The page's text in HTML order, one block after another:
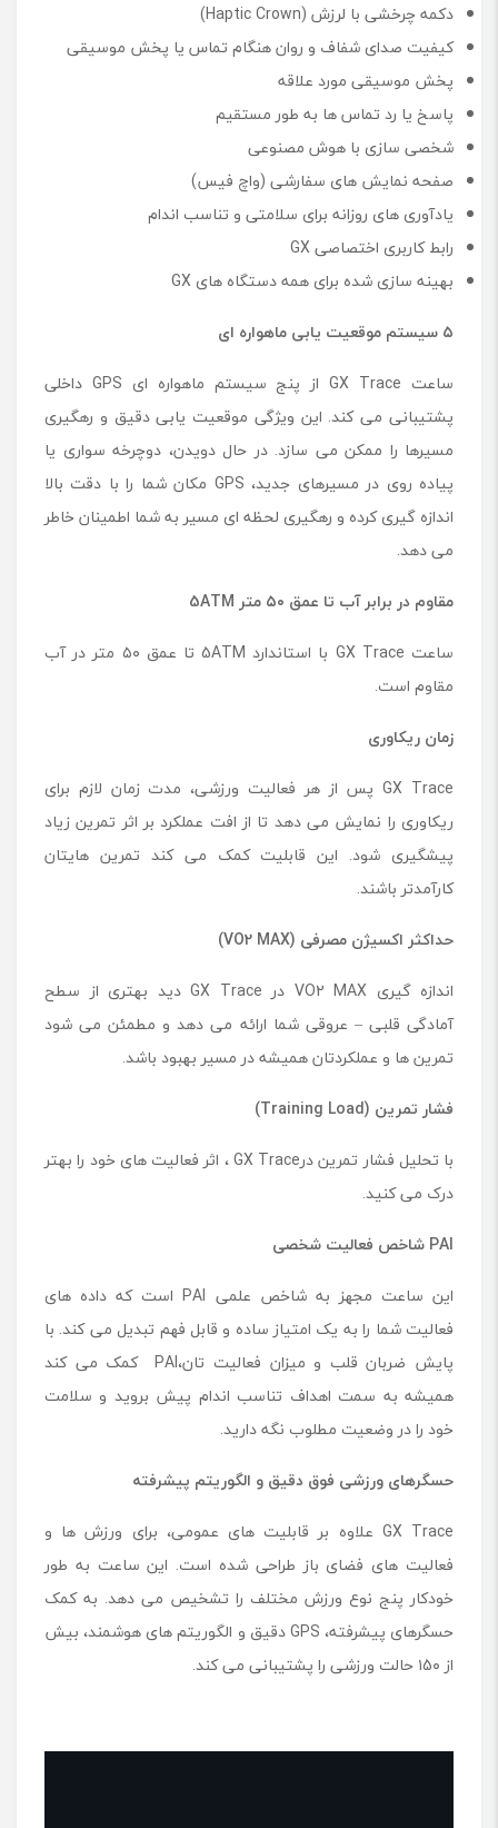
دکمه‌ چرخشی با لرزش (Haptic Crown)
کیفیت صدای شفاف و روان هنگام تماس یا پخش موسیقی
پخش موسیقی مورد علاقه
پاسخ یا رد تماس ‌ها به ‌طور مستقیم
شخصی ‌سازی با هوش مصنوعی
صفحه‌ نمایش ‌های سفارشی (واچ‌ فیس)
یادآوری های روزانه‌ برای سلامتی و تناسب اندام
رابط کاربری اختصاصی GX
بهینه ‌سازی ‌شده برای همه‌ دستگاه‌ های GX
۵ سیستم موقعیت ‌یابی ماهواره ‌ای
ساعت GX Trace از پنج سیستم ماهواره ‌ای GPS داخلی
پشتیبانی می‌ کند. این ویژگی موقعیت ‌یابی دقیق و رهگیری
مسیرها را ممکن می سازد. در حال دویدن، دوچرخه سواری یا
پیاده روی در مسیرهای جدید، GPS مکان شما را با دقت بالا
اندازه ‌گیری کرده و رهگیری لحظه ای مسیر به شما اطمینان خاطر
می ‌دهد.
مقاوم در برابر آب تا عمق ۵۰ متر
5ATM
ساعت GX Trace با استاندارد 5ATM تا عمق ۵۰ متر در آب
مقاوم است.
زمان ریکاوری
GX Trace پس از هر فعالیت ورزشی، مدت زمان لازم برای
ریکاوری را نمایش می ‌دهد تا از افت عملکرد بر اثر تمرین زیاد
پیشگیری شود. این قابلیت کمک می‌ کند تمرین ‌هایتان
کارآمدتر باشند.
حداکثر اکسیژن مصرفی (VO2 MAX)
اندازه ‌گیری VO2 MAX در GX Trace دید بهتری از سطح
آمادگی قلبی ‌– عروقی شما ارائه می ‌دهد و مطمئن می ‌شود
تمرین‌ ها و عملکردتان همیشه در مسیر بهبود باشد.
فشار تمرین (Training Load)
با تحلیل فشار تمرین درGX Trace ، اثر فعالیت های خود را بهتر
درک می کنید.
PAI شاخص فعالیت شخصی
این ساعت مجهز به شاخص علمی PAI است که داده ‌های
فعالیت شما را به یک امتیاز ساده و قابل فهم تبدیل می ‌کند. با
پایش ضربان قلب و میزان فعالیت تان،PAI کمک می ‌کند
همیشه به سمت اهداف تناسب اندام پیش بروید و سلامت
خود را در وضعیت مطلوب نگه دارید.
حسگرهای ورزشی فوق ‌دقیق و الگوریتم پیشرفته
GX Trace علاوه بر قابلیت‌ های عمومی، برای ورزش ‌ها و
فعالیت ‌های فضای باز طراحی شده است. این ساعت به ‌طور
خودکار پنج نوع ورزش مختلف را تشخیص می‌ دهد. به کمک
حسگرهای پیشرفته، GPS دقیق و الگوریتم ‌های هوشمند، بیش
از ۱5۰ حالت ورزشی را پشتیبانی می ‌کند.